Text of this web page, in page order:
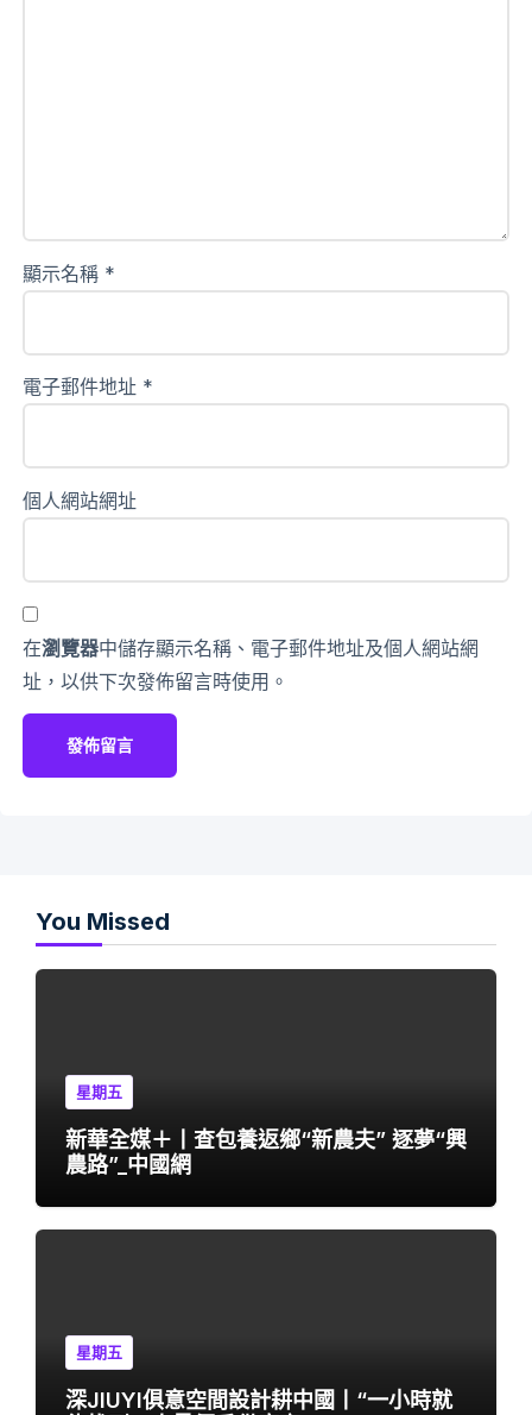
顯示名稱 *
電子郵件地址 *
個人網站網址
在瀏覽器中儲存顯示名稱、電子郵件地址及個人網站網
址，以供下次發佈留言時使用。
You Missed
星期五
新華全媒＋丨查包養返鄉“新農夫” 逐夢“興
農路”_中國網
星期五
深JIUYI俱意空間設計耕中國丨“一小時就